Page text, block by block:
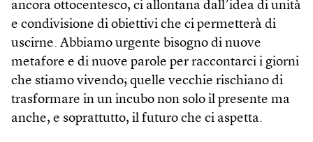
ancora ottocentesco, ci allontana dall’idea di unità
e condivisione di obiettivi che ci permetterà di
uscirne. Abbiamo urgente bisogno di nuove
metafore e di nuove parole per raccontarci i giorni
che stiamo vivendo; quelle vecchie rischiano di
trasformare in un incubo non solo il presente ma
anche, e soprattutto, il futuro che ci aspetta.